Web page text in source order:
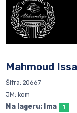
Mahmoud
Šifra: 20667
JM: kom
Na lageru: Ima 1